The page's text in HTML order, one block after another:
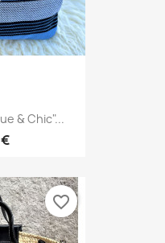
& Chic"...
favorite_border